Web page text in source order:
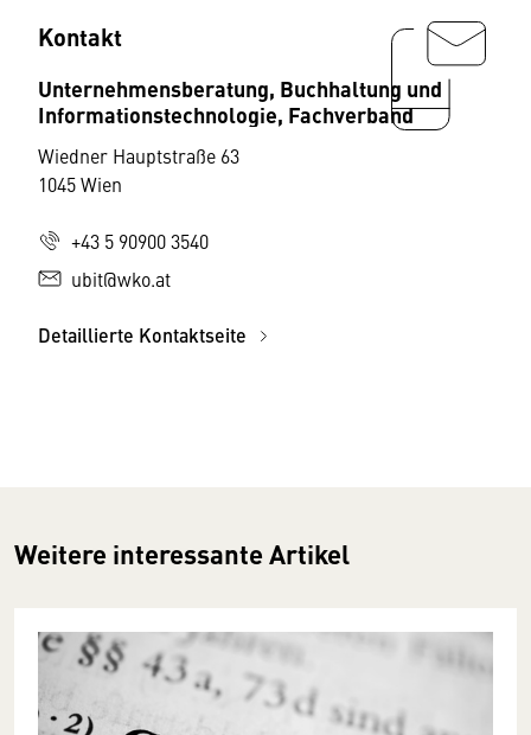
Kontakt
Unternehmensberatung, Buchhaltung und
Informationstechnologie, Fachverband
Wiedner Hauptstraße 63
1045 Wien
+43 5 90900 3540
ubit@wko.at
Detaillierte Kontaktseite
Weitere interessante Artikel